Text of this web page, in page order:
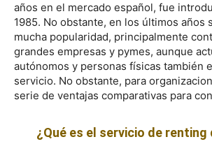
años en el mercado español, fue
1985. No obstante, en los últimos años
mucha popularidad, principalmente
grandes empresas y pymes, aunque
autónomos y personas físicas también
servicio. No obstante, para
serie de ventajas comparativas para
¿Qué es el servicio de renting